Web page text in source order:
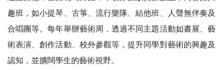
趣班，如小提琴、古箏、流行樂隊、結他班、人聲無伴奏及
合唱團等。每年舉辦藝術周，透過不同主題活動如書展、藝
術表演、創作活動、校外參觀等，提升同學對藝術的興趣及
認知，並擴闊學生的藝術視野。